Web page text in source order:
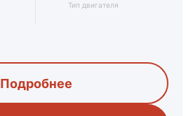
Тип двигателя
Подробнее